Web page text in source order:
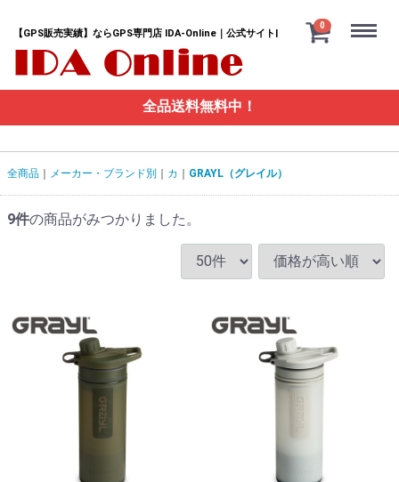
【GPS販売実績】ならGPS専門店 IDA-Online｜公式サイト|
0
全品送料無料中！
全商品 メーカー・ブランド別 カ GRAYL（グレイル）
9件の商品がみつかりました。